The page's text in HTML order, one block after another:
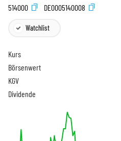
514000
DE0005140008
Watchlist
Kurs
Börsenwert
KGV
Dividende